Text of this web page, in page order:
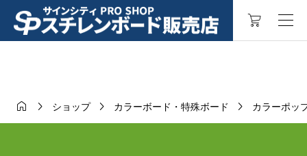
  ショップ  カラーボード・特殊ボード  カラーポッ